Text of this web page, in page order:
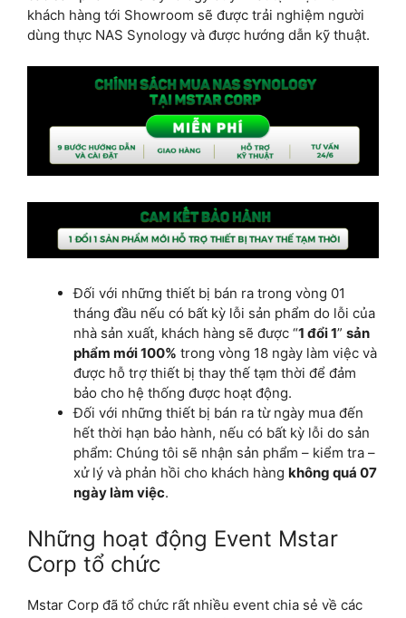
khách hàng tới Showroom sẽ được trải nghiệm người
dùng thực NAS Synology và được hướng dẫn kỹ thuật.
Đối với những thiết bị bán ra trong vòng 01
tháng đầu nếu có bất kỳ lỗi sản phẩm do lỗi của
nhà sản xuất, khách hàng sẽ được “1 đổi 1” sản
phẩm mới 100% trong vòng 18 ngày làm việc và
được hỗ trợ thiết bị thay thế tạm thời để đảm
bảo cho hệ thống được hoạt động.
Đối với những thiết bị bán ra từ ngày mua đến
hết thời hạn bảo hành, nếu có bất kỳ lỗi do sản
phẩm: Chúng tôi sẽ nhận sản phẩm – kiểm tra –
xử lý và phản hồi cho khách hàng không quá 07
ngày làm việc.
Những hoạt động Event Mstar
Corp tổ chức
Mstar Corp đã tổ chức rất nhiều event chia sẻ về các